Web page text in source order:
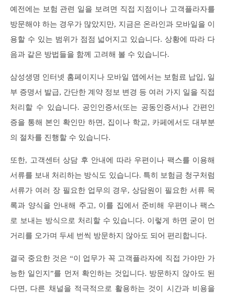
예전에는 보험 관련 일을 보려면 직접 지점이나 고객플라자를
방문해야 하는 경우가 많았지만, 지금은 온라인과 모바일을 이
용할 수 있는 범위가 점점 넓어지고 있습니다. 상황에 따라 다
음과 같은 방법들을 함께 고려해 볼 수 있습니다.
삼성생명 인터넷 홈페이지나 모바일 앱에서는 보험료 납입, 일
부 증명서 발급, 간단한 계약 정보 변경 등 여러 가지 일을 직접
처리할 수 있습니다. 공인인증서(또는 공동인증서)나 간편인
증을 통해 본인 확인만 하면, 집이나 학교, 카페에서도 대부분
의 절차를 진행할 수 있습니다.
또한, 고객센터 상담 후 안내에 따라 우편이나 팩스를 이용해
서류를 보내 처리하는 방식도 있습니다. 특히 보험금 청구처럼
서류가 여러 장 필요한 업무의 경우, 상담원이 필요한 서류 목
록과 양식을 안내해 주고, 이를 집에서 준비해 우편이나 팩스
로 보내는 방식으로 처리할 수 있습니다. 이렇게 하면 굳이 먼
거리를 오가며 두세 번씩 방문하지 않아도 되어 편리합니다.
결국 중요한 것은 “이 업무가 꼭 고객플라자에 직접 가야만 가
능한 일인지”를 먼저 확인하는 것입니다. 방문하지 않아도 된
다면, 다른 채널을 적극적으로 활용하는 것이 시간과 비용을